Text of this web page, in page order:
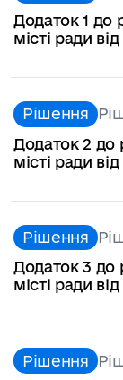
Додаток 1 до
місті ради
Рішення
Додаток 2 до
місті ради
Рішення
Додаток 3 до
місті ради
Рішення